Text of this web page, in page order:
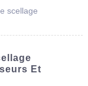
scellage
Et